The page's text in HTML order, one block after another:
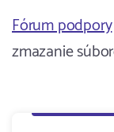
Fórum podpory
zmazanie